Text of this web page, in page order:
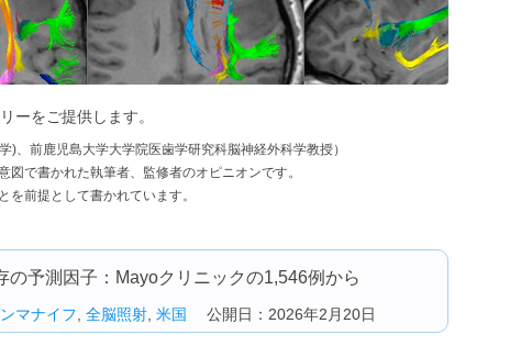
ーをご提供します。
、前鹿児島大学大学院医歯学研究科脳神経外科学教授）
で書かれた執筆者、監修者のオピニオンです。
前提として書かれています。
予測因子：Mayoクリニックの1,546例から
マナイフ 全脳照射 米国 公開日：2026年2月20日